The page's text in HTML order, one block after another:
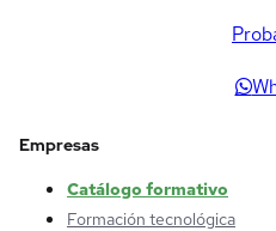
Empresas
Catálogo formativo
Formación tecnológica